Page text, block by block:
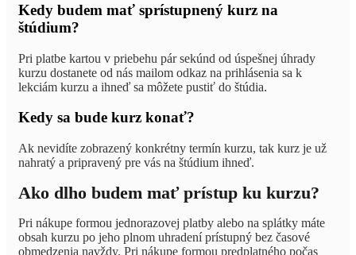
Kedy budem mať sprístupnený kurz na
štúdium?
Pri platbe kartou v priebehu pár sekúnd od úspešnej úhrady
kurzu dostanete od nás mailom odkaz na prihlásenia sa k
lekciám kurzu a ihneď sa môžete pustiť do štúdia.
Kedy sa bude kurz konať?
Ak nevidíte zobrazený konkrétny termín kurzu, tak kurz je už
nahratý a pripravený pre vás na štúdium ihneď.
Ako dlho budem mať prístup ku kurzu?
Pri nákupe formou jednorazovej platby alebo na splátky máte
obsah kurzu po jeho plnom uhradení prístupný bez časové
obmedzenia navždy. Pri nákupe formou predplatného počas